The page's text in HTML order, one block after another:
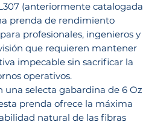
(anteriormente catalogada
prenda de rendimiento
profesionales, ingenieros y
que requieren mantener
impecable sin sacrificar la
operativos.
una selecta gabardina de 6 Oz
prenda ofrece la máxima
natural de las fibras